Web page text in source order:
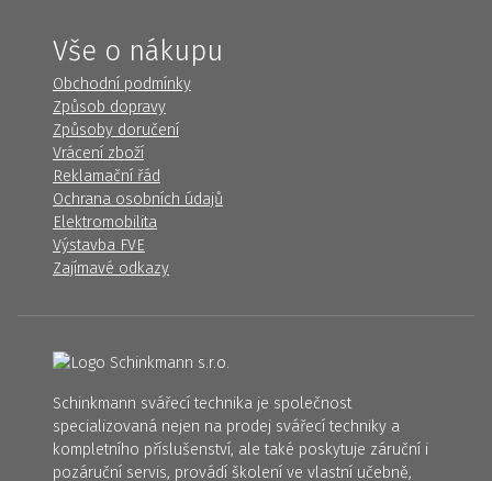
Vše o nákupu
Obchodní podmínky
Způsob dopravy
Způsoby doručení
Vrácení zboží
Reklamační řád
Ochrana osobních údajů
Elektromobilita
Výstavba FVE
Zajímavé odkazy
Schinkmann svářecí technika je společnost
specializovaná nejen na prodej svářecí techniky a
kompletního příslušenství, ale také poskytuje záruční i
pozáruční servis, provádí školení ve vlastní učebně,